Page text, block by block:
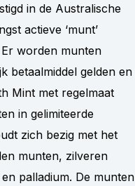
in de Australische
actieve ‘munt’
worden munten
betaalmiddel gelden en
Mint met regelmaat
in gelimiteerde
zich bezig met het
munten, zilveren
palladium. De munten